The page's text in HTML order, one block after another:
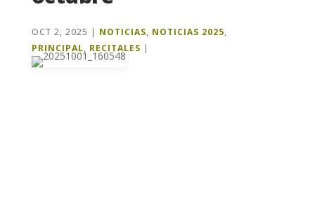
OCT 2, 2025 | NOTICIAS, NOTICIAS 2025,
PRINCIPAL, RECITALES |